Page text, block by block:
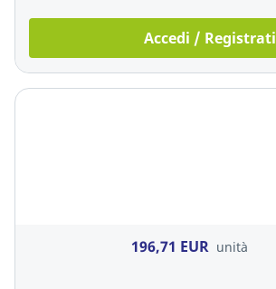
Accedi / Registrati
196,71 EUR unità